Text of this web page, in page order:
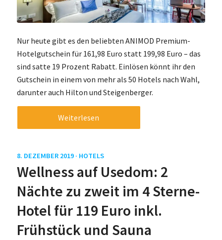
Nur heute gibt es den beliebten ANIMOD Premium-
Hotelgutschein für 161,98 Euro statt 199,98 Euro – das
sind satte 19 Prozent Rabatt. Einlösen könnt ihr den
Gutschein in einem von mehr als 50 Hotels nach Wahl,
darunter auch Hilton und Steigenberger.
Weiterlesen
8. DEZEMBER 2019 · HOTELS
Wellness auf Usedom: 2
Nächte zu zweit im 4 Sterne-
Hotel für 119 Euro inkl.
Frühstück und Sauna